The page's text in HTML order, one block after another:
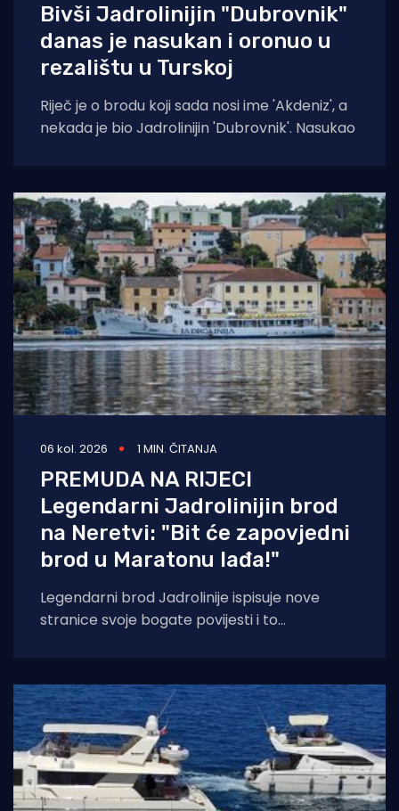
Bivši Jadrolinijin "Dubrovnik"
danas je nasukan i oronuo u
rezalištu u Turskoj
Riječ je o brodu koji sada nosi ime 'Akdeniz', a
nekada je bio Jadrolinijin 'Dubrovnik'. Nasukao
06 kol. 2026 1 MIN. ČITANJA
PREMUDA NA RIJECI
Legendarni Jadrolinijin brod
na Neretvi: "Bit će zapovjedni
brod u Maratonu lađa!"
Legendarni brod Jadrolinije ispisuje nove
stranice svoje bogate povijesti i to